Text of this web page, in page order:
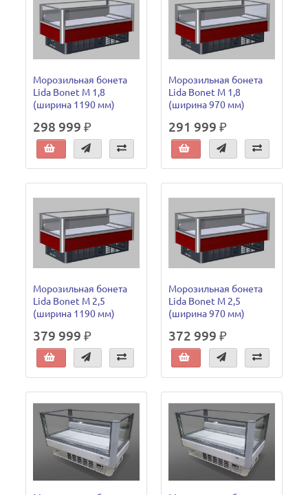
Морозильная бонета
Lida Bonet М 1,8
(ширина 1190 мм)
298 999 ₽
Морозильная бонета
Lida Bonet М 1,8
(ширина 970 мм)
291 999 ₽
Морозильная бонета
Lida Bonet М 2,5
(ширина 1190 мм)
379 999 ₽
Морозильная бонета
Lida Bonet М 2,5
(ширина 970 мм)
372 999 ₽